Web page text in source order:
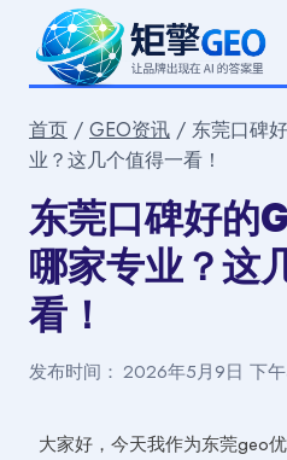
首页 / GEO资讯 / 东莞口碑
业？这几个值得一看！
东莞口碑好的
哪家专业？这
看！
发布时间： 2026年5月9日 下
大家好，今天我作为东莞geo